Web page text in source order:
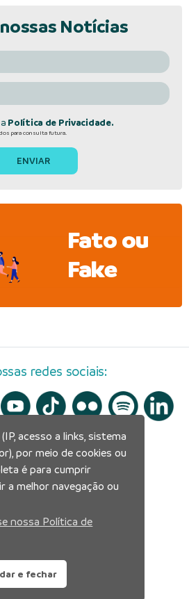
Notícias
Política de Privacidade.
para consulta futura.
Fato ou
Fake
redes sociais:
Municipal de Manaus
acesso a links, sistema
por meio de cookies ou
é para cumprir
a melhor navegação ou
nossa Política de
e fechar